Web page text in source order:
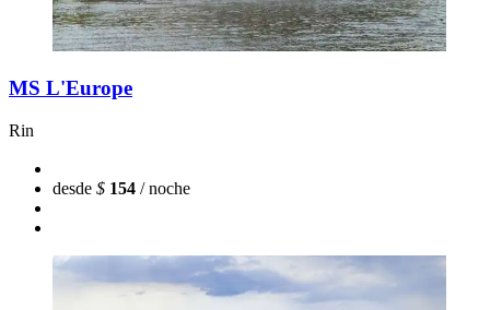
MS L'Europe
Rin
desde $ 154 / noche